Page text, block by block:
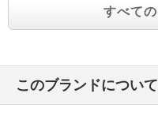
すべて
このブランドについて